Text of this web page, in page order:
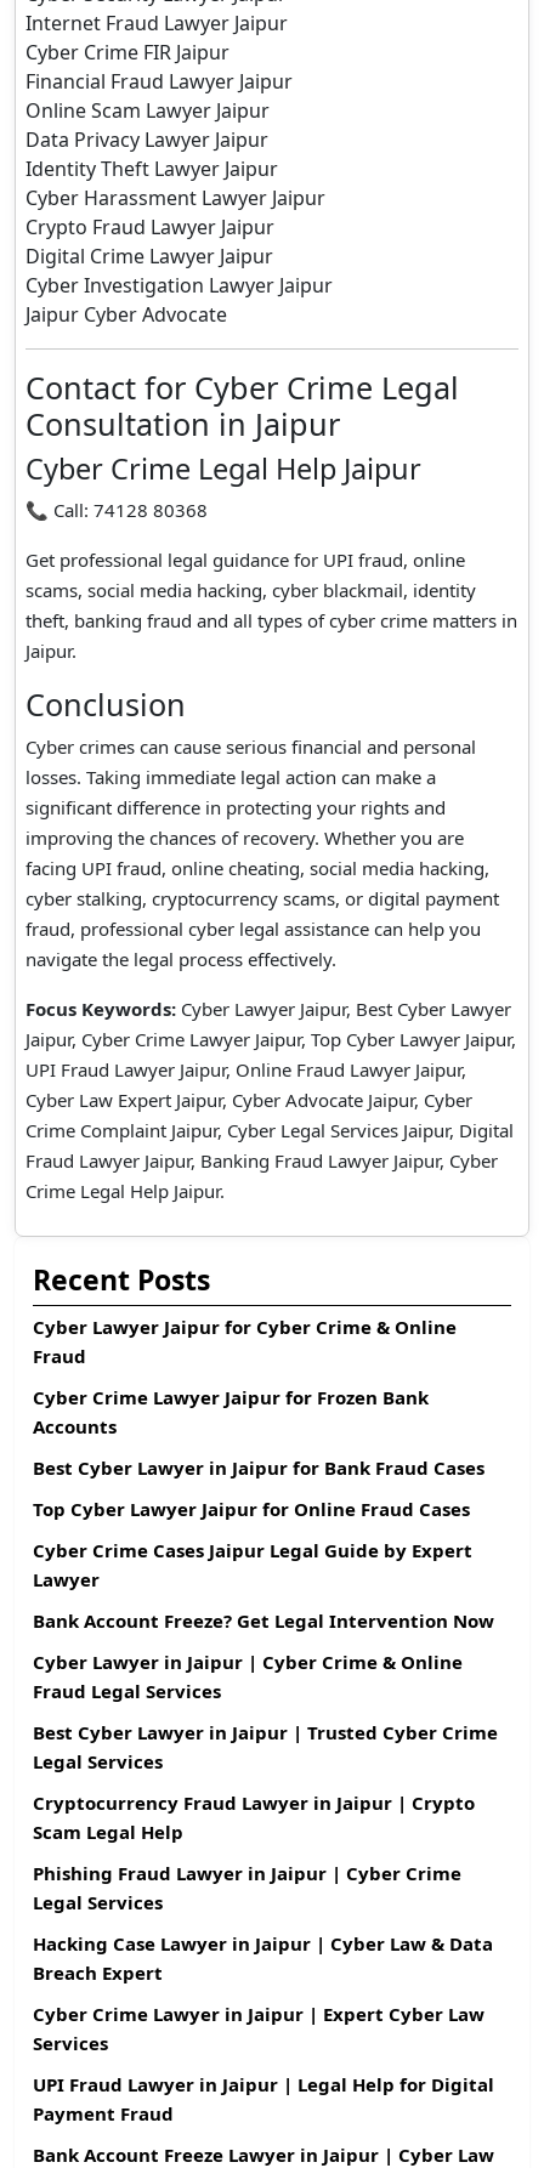
Internet Fraud Lawyer Jaipur
Cyber Crime FIR Jaipur
Financial Fraud Lawyer Jaipur
Online Scam Lawyer Jaipur
Data Privacy Lawyer Jaipur
Identity Theft Lawyer Jaipur
Cyber Harassment Lawyer Jaipur
Crypto Fraud Lawyer Jaipur
Digital Crime Lawyer Jaipur
Cyber Investigation Lawyer Jaipur
Jaipur Cyber Advocate
Contact for Cyber Crime Legal
Consultation in Jaipur
Cyber Crime Legal Help Jaipur
📞 Call: 74128 80368
Get professional legal guidance for UPI fraud, online
scams, social media hacking, cyber blackmail, identity
theft, banking fraud and all types of cyber crime matters in
Jaipur.
Conclusion
Cyber crimes can cause serious financial and personal
losses. Taking immediate legal action can make a
significant difference in protecting your rights and
improving the chances of recovery. Whether you are
facing UPI fraud, online cheating, social media hacking,
cyber stalking, cryptocurrency scams, or digital payment
fraud, professional cyber legal assistance can help you
navigate the legal process effectively.
Focus Keywords: Cyber Lawyer Jaipur, Best Cyber Lawyer
Jaipur, Cyber Crime Lawyer Jaipur, Top Cyber Lawyer Jaipur,
UPI Fraud Lawyer Jaipur, Online Fraud Lawyer Jaipur,
Cyber Law Expert Jaipur, Cyber Advocate Jaipur, Cyber
Crime Complaint Jaipur, Cyber Legal Services Jaipur, Digital
Fraud Lawyer Jaipur, Banking Fraud Lawyer Jaipur, Cyber
Crime Legal Help Jaipur.
Recent Posts
Cyber Lawyer Jaipur for Cyber Crime & Online
Fraud
Cyber Crime Lawyer Jaipur for Frozen Bank
Accounts
Best Cyber Lawyer in Jaipur for Bank Fraud Cases
Top Cyber Lawyer Jaipur for Online Fraud Cases
Cyber Crime Cases Jaipur Legal Guide by Expert
Lawyer
Bank Account Freeze? Get Legal Intervention Now
Cyber Lawyer in Jaipur | Cyber Crime & Online
Fraud Legal Services
Best Cyber Lawyer in Jaipur | Trusted Cyber Crime
Legal Services
Cryptocurrency Fraud Lawyer in Jaipur | Crypto
Scam Legal Help
Phishing Fraud Lawyer in Jaipur | Cyber Crime
Legal Services
Hacking Case Lawyer in Jaipur | Cyber Law & Data
Breach Expert
Cyber Crime Lawyer in Jaipur | Expert Cyber Law
Services
UPI Fraud Lawyer in Jaipur | Legal Help for Digital
Payment Fraud
Bank Account Freeze Lawyer in Jaipur | Cyber Law